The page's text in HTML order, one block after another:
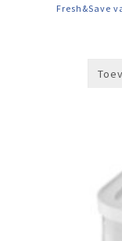
Fresh&Save